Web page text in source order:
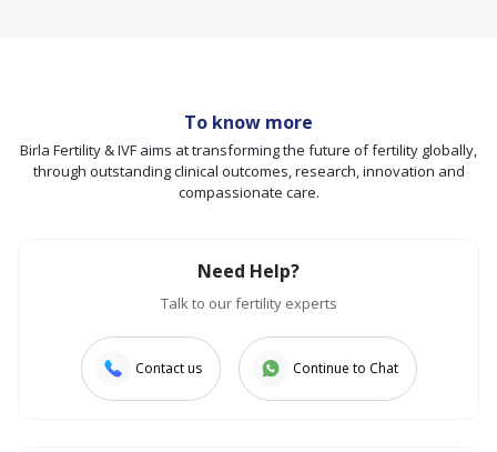
To know more
Birla Fertility & IVF aims at transforming the future of fertility globally,
through outstanding clinical outcomes, research, innovation and
compassionate care.
Need Help?
Talk to our fertility experts
Contact us Continue to Chat